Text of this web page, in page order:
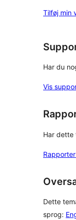
Tilføj min
Har du
Vis
Har dette
Dette
sprog: